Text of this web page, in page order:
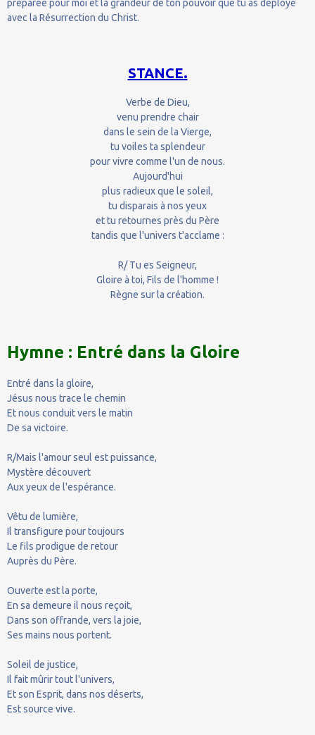
préparée pour moi et la grandeur de ton pouvoir que tu as déployé
avec la Résurrection du Christ.
STANCE.
Verbe de Dieu,
venu prendre chair
dans le sein de la Vierge,
tu voiles ta splendeur
pour vivre comme l'un de nous.
Aujourd'hui
plus radieux que le soleil,
tu disparais à nos yeux
et tu retournes près du Père
tandis que l'univers t'acclame :
R/ Tu es Seigneur,
Gloire à toi, Fils de l'homme !
Règne sur la création.
Hymne : Entré dans la Gloire
Entré dans la gloire,
Jésus nous trace le chemin
Et nous conduit vers le matin
De sa victoire.
R/Mais l'amour seul est puissance,
Mystère découvert
Aux yeux de l'espérance.
Vêtu de lumière,
Il transfigure pour toujours
Le fils prodigue de retour
Auprès du Père.
Ouverte est la porte,
En sa demeure il nous reçoit,
Dans son offrande, vers la joie,
Ses mains nous portent.
Soleil de justice,
Il fait mûrir tout l'univers,
Et son Esprit, dans nos déserts,
Est source vive.